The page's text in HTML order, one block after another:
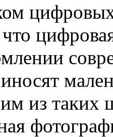
из таких